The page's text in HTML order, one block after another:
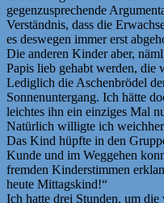
gegenzusprechende
Verständnis, dass die
es deswegen immer erst
Die anderen Kinder aber,
Papis lieb gehabt werden, die
Lediglich die Aschenbrödel
Sonnenuntergang. Ich hätte
leichtes ihn ein einziges Mal
Natürlich willigte ich
Das Kind hüpfte in den
Kunde und im Weggehen
fremden Kinderstimmen
heute Mittagskind!“
Ich hatte drei Stunden, um